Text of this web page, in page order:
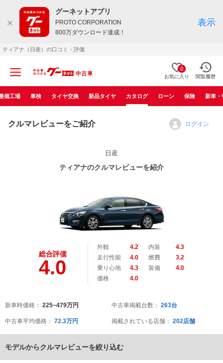
グーネットアプリ
PROTO CORPORATION
800万ダウンロード達成！
表示
ティアナ（日産）の口コミ・評価
0
お気に入り 閲覧履歴
備工場 車検 タイヤ交換 新品タイヤ カタログ ローン 保険 新車・
クルマレビューをご紹介 ログイン
日産
ティアナのクルマレビューを紹介
総合評価
4.0
外観 4.2 内装
4.3
走行性能
4.0 燃費
3.2
乗り心地
4.3 装備
4.0
価格
4.0
新車時価格： 225~479万円
中古車平均価格： 72.3万円
中古車掲載台数： 263台
掲載されている店舗： 202店舗
モデルからクルマレビューを絞り込む